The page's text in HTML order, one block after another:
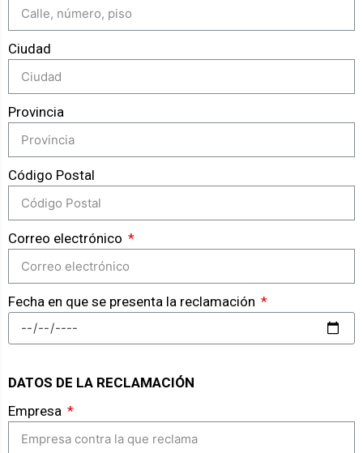
Ciudad
Provincia
Código Postal
Correo electrónico
Fecha en que se presenta la reclamación
DATOS DE LA RECLAMACIÓN
Empresa